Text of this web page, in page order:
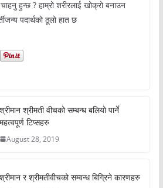
हुन्छ ? हाम्रो शरीरलाई खोक्रो बनाउन
पदार्थको ठूलो हात छ
श्रीमान श्रीमती वीचको सम्बन्ध बलियो पार्ने
महत्वपूर्ण टिप्सहरु
August 28, 2019
श्रीमान र श्रीमतीवीचको सम्वन्ध बिग्रिने कारणहरु